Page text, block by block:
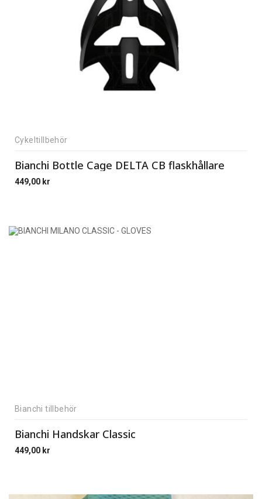
Cykeltillbehör
Bianchi Bottle Cage DELTA CB flaskhållare
449,00 kr
Bianchi tillbehör
Bianchi Handskar Classic
449,00 kr